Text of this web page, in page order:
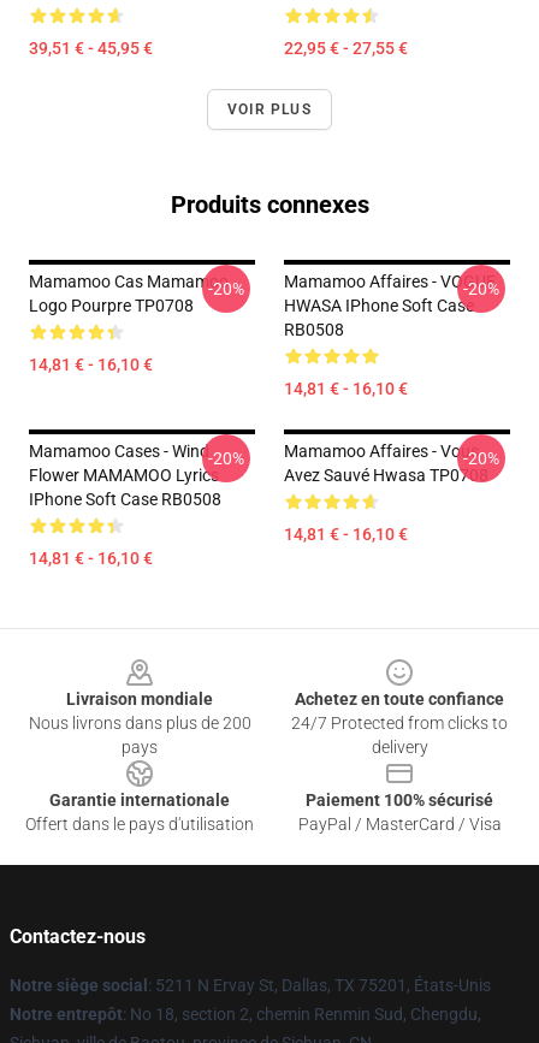
39,51 € - 45,95 € 22,95 € - 27,55 €
VOIR PLUS
Produits connexes
Mamamoo Cas Mamamoo
Logo Pourpre TP0708
14,81 € - 16,10 €
-20%
Mamamoo Affaires - VOGUE
HWASA IPhone Soft Case
RB0508
14,81 € - 16,10 €
-20%
Mamamoo Cases - Wind
Flower MAMAMOO Lyrics
IPhone Soft Case RB0508
14,81 € - 16,10 €
-20%
Mamamoo Affaires - Vous
Avez Sauvé Hwasa TP0708
14,81 € - 16,10 €
-20%
Livraison mondiale
Nous livrons dans plus de 200
pays
Achetez en toute confiance
24/7 Protected from clicks to
delivery
Garantie internationale
Offert dans le pays d'utilisation
Paiement 100% sécurisé
PayPal / MasterCard / Visa
Contactez-nous
Notre siège social : 5211 N Ervay St, Dallas, TX 75201, États-Unis
Notre entrepôt: No 18, section 2, chemin Renmin Sud, Chengdu,